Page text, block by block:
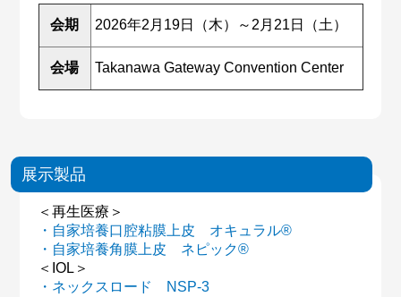
会期 2026年2月19日（木）～2月21日（土）
会場 Takanawa Gateway Convention Center
展示製品
＜再生医療＞
・自家培養口腔粘膜上皮 オキュラル®
・自家培養角膜上皮 ネピック®
＜IOL＞
・ネックスロード NSP-3